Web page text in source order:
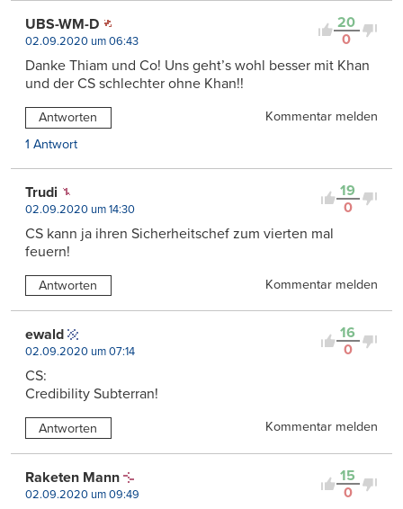
20
0
UBS-WM-D
02.09.2020 um 06:43
Danke Thiam und Co! Uns geht’s wohl besser mit Khan
und der CS schlechter ohne Khan!!
Antworten
Kommentar melden
1 Antwort
19
0
Trudi
02.09.2020 um 14:30
CS kann ja ihren Sicherheitschef zum vierten mal
feuern!
Antworten Kommentar melden
16
0
ewald
02.09.2020 um 07:14
CS:
Credibility Subterran!
Antworten Kommentar melden
15
0
Raketen Mann
02.09.2020 um 09:49